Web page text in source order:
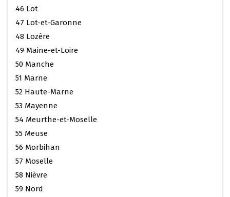
46 Lot
47 Lot-et-Garonne
48 Lozère
49 Maine-et-Loire
50 Manche
51 Marne
52 Haute-Marne
53 Mayenne
54 Meurthe-et-Moselle
55 Meuse
56 Morbihan
57 Moselle
58 Nièvre
59 Nord